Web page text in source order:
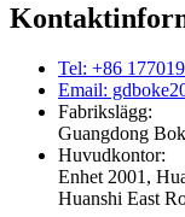
Tel: +86
Email:
Fabrikslägg:
Guangdong
Huvudkontor:
Enhet 2001,
Huanshi East